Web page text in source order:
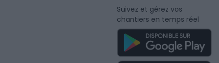
Suivez et gérez vos
chantiers en temps réel